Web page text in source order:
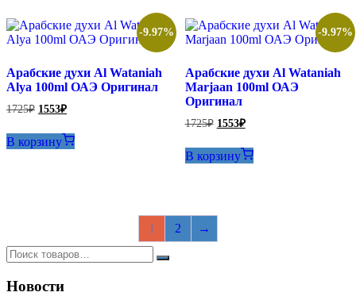
-9.97%
Арабские духи Al Wataniah
Alya 100ml ОАЭ Оригинал
1725₽ Первоначальная
цена
составляла
1725₽.
1553₽Текущая
цена:
1553₽.
В корзину
-9.97%
Арабские духи Al Wataniah
Marjaan 100ml ОАЭ
Оригинал
1725₽ Первоначальная
цена
составляла
1725₽.
1553₽Текущая
цена:
1553₽.
В корзину
1 2 →
Новости